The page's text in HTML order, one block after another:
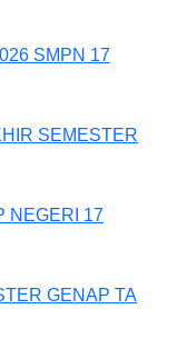
SMPN 17
SEMESTER
NEGERI 17
GENAP TA